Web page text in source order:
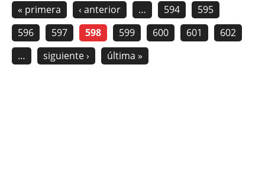
« primera ‹ anterior … 594
595
596
597 598 599 600 601
602
…
siguiente › última »